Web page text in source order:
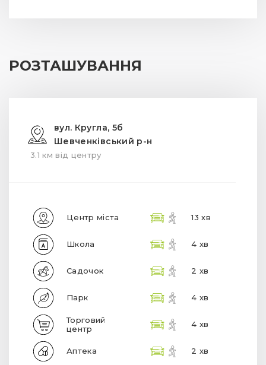
РОЗТАШУВАННЯ
вул. Кругла, 5б
Шевченківський р-н
3.1 км від центру
Центр міста 13 хв
Школа 4 хв
Садочок 2 хв
Парк 4 хв
Торговий
центр
4 хв
Аптека 2 хв